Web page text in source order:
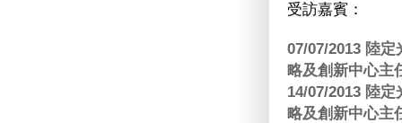
受訪嘉賓：
07/07/2013 陸
略及創新中心主
14/07/2013 陸
略及創新中心主